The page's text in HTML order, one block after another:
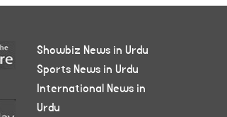
Showbiz News in Urdu
Sports News in Urdu
International News in
Urdu